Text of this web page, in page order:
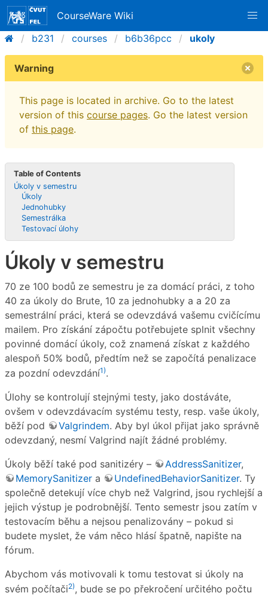
CourseWare Wiki
b231
courses b6b36pcc ukoly
Warning
This page is located in archive. Go to the latest
version of this course pages. Go the latest version
of this page.
Table of Contents
Úkoly v semestru
Úkoly
Jednohubky
Semestrálka
Testovací úlohy
Úkoly v semestru
70 ze 100 bodů ze semestru je za domácí práci, z toho
40 za úkoly do Brute, 10 za jednohubky a a 20 za
semestrální práci, která se odevzdává vašemu cvičícímu
mailem. Pro získání zápočtu potřebujete splnit všechny
povinné domácí úkoly, což znamená získat z každého
alespoň 50% bodů, předtím než se započítá penalizace
za pozdní odevzdání1).
Úlohy se kontrolují stejnými testy, jako dostáváte,
ovšem v odevzdávacím systému testy, resp. vaše úkoly,
běží pod
Valgrindem. Aby byl úkol přijat jako správně
odevzdaný, nesmí Valgrind najít žádné problémy.
Úkoly běží také pod sanitizéry –
AddressSanitizer,
MemorySanitizer a UndefinedBehaviorSanitizer. Ty
společně detekují více chyb než Valgrind, jsou rychlejší a
jejich výstup je podrobnější. Tento semestr jsou zatím v
testovacím běhu a nejsou penalizovány – pokud si
budete myslet, že vám něco hlásí špatně, napište na
fórum.
Abychom vás motivovali k tomu testovat si úkoly na
svém počítači2), bude se po překročení určitého počtu